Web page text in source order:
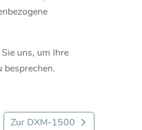
uns, um Ihre
besprechen.
Zur DXM-1500